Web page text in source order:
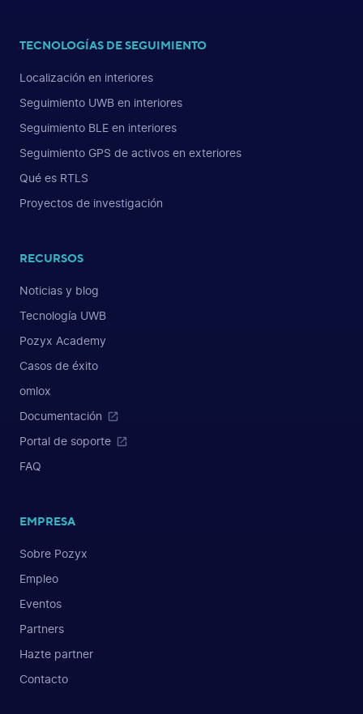
TECNOLOGÍAS DE SEGUIMIENTO
Localización en interiores
Seguimiento UWB en interiores
Seguimiento BLE en interiores
Seguimiento GPS de activos en exteriores
Qué es RTLS
Proyectos de investigación
RECURSOS
Noticias y blog
Tecnología UWB
Pozyx Academy
Casos de éxito
omlox
Documentación
Portal de soporte
FAQ
EMPRESA
Sobre Pozyx
Empleo
Eventos
Partners
Hazte partner
Contacto